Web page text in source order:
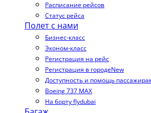
Расписание рейсов
Статус рейса
Полет с нами
Бизнес-класс
Эконом-класс
Регистрация на рейс
Регистрация в городеNew
Доступность и помощь
Boeing 737 MAX
На борту flydubai